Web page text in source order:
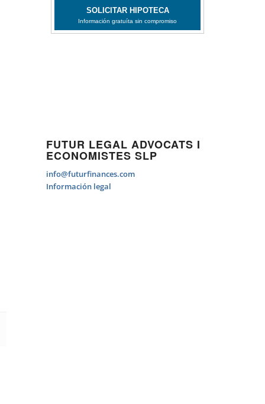
FUTUR LEGAL ADVOCATS I
ECONOMISTES SLP
info@futurfinances.com
Información legal